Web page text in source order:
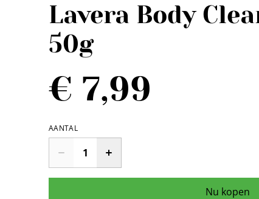
Lavera Body
50g
€ 7,99
AANTAL
Nu kopen